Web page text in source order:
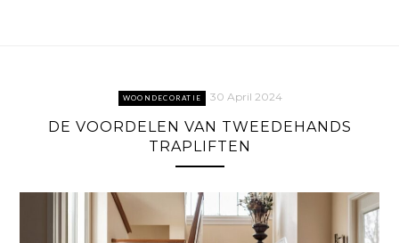
WOONDECORATIE 30 April 2024
DE VOORDELEN VAN TWEEDEHANDS
TRAPLIFTEN